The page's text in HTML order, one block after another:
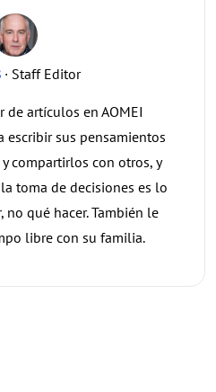
· Staff Editor
de artículos en AOMEI
escribir sus pensamientos
compartirlos con otros, y
toma de decisiones es lo
no qué hacer. También le
libre con su familia.